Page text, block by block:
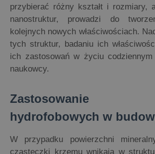
przybierać różny kształt i rozmiary,
nanostruktur, prowadzi do
kolejnych nowych właściwościach.
tych struktur, badaniu ich
ich zastosowań w życiu
naukowcy.
Zastosowanie
hydrofobowych w
W przypadku powierzchni
cząsteczki krzemu wnikają w